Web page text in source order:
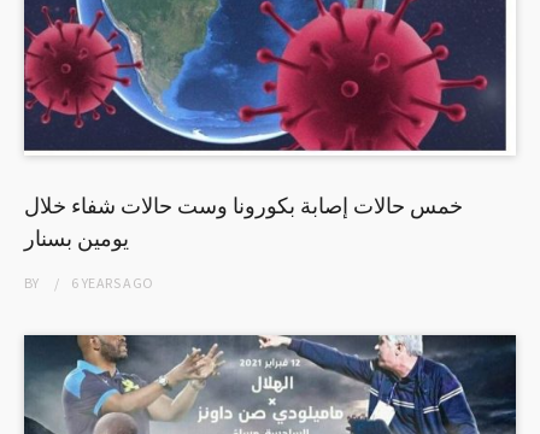
خمس حالات إصابة بكورونا وست حالات شفاء خلال
يومين بسنار
BY 6 YEARSAGO